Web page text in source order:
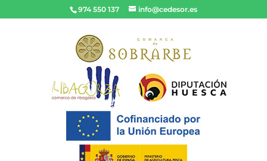
974 550 137 info@cedesor.es